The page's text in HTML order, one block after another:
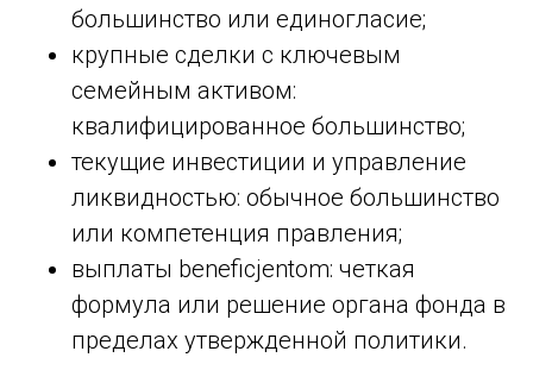
большинство или единогласие;
крупные сделки с ключевым
семейным активом:
квалифицированное большинство;
текущие инвестиции и управление
ликвидностью: обычное большинство
или компетенция правления;
выплаты beneficjentom: четкая
формула или решение органа фонда в
пределах утвержденной политики.